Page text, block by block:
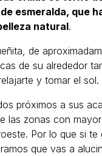
esmeralda, que
natural.
de
de su alrededor
y tomar el sol.
próximos a sus
las zonas con
Por lo que si te
que vas a